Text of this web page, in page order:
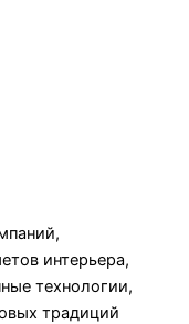
интерьера,
технологии,
традиций